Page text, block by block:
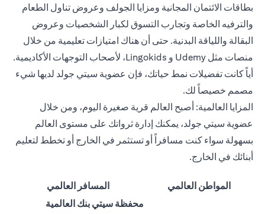
بطاقات الائتمان المجانية ومزايا الجولف وعروض تناول الطعام
والترفيه الخاصة وتجارب التسوق لكبار الشخصيات وعروض
البقالة واللياقة البدنية. حتى أن هناك امتيازات تعليمية من خلال
منصات مثل Udemy و Lingokids، لأصحاب التوجهات الأكاديمية.
أياً كانت تفضيلات نمط حياتك، فإن عضوية سيتي جولد لديها شيء
مصمم خصيصاً لك.
المزايا العالمية: أصبح العالم قرية صغيرة اليوم، ومن خلال
عضوية سيتي جولد، يمكنك إدارة ثرواتك على مستوى العالم
بسهولة سواء كنت مسافراً أو تستثمر في الخارج أو تخطط لتعليم
أبنائك في الخارج.
المواطن العالمي المسافر العالمي
محفظة سيتي بنك العالمية